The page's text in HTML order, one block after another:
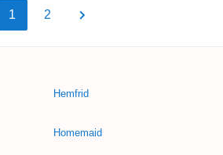
1 2
Hemfrid
Homemaid